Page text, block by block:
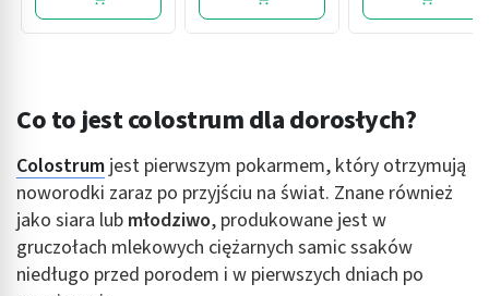
Co to jest colostrum dla dorosłych?
Colostrum jest pierwszym pokarmem, który otrzymują
noworodki zaraz po przyjściu na świat. Znane również
jako siara lub młodziwo, produkowane jest w
gruczołach mlekowych ciężarnych samic ssaków
niedługo przed porodem i w pierwszych dniach po